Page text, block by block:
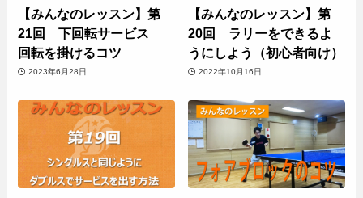
【みんなのレッスン】第
21回 下回転サービス
回転を掛けるコツ
2023年6月28日
【みんなのレッスン】第
20回 ラリーをできるよ
うにしよう（初心者向け）
2022年10月16日